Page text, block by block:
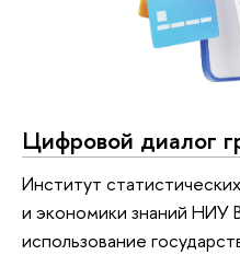
Цифровой диалог
Институт
и экономики знаний НИУ
использование